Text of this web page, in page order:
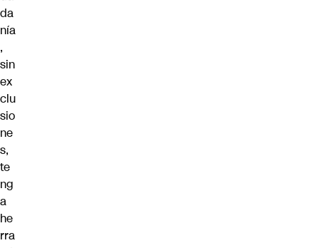
da
nía
,
sin
ex
clu
sio
ne
s,
te
ng
a
he
rra